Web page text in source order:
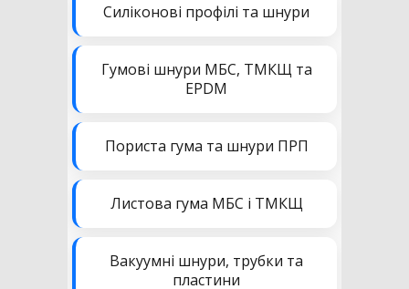
Силіконові профілі та шнури
Гумові шнури МБС, ТМКЩ та
EPDM
Пориста гума та шнури ПРП
Листова гума МБС і ТМКЩ
Вакуумні шнури, трубки та
пластини